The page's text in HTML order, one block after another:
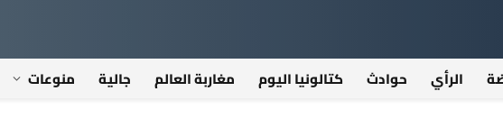
الرأي حوادث كتالونيا اليوم مغاربة العالم جالية منوعات